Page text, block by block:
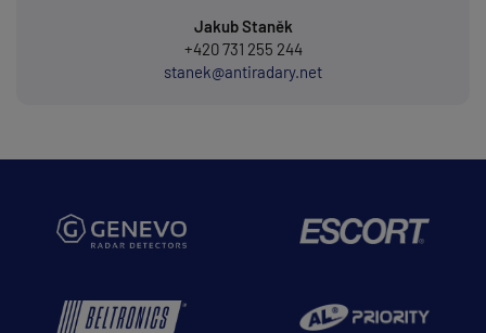
Jakub Staněk
+420 731 255 244
stanek@antiradary.net